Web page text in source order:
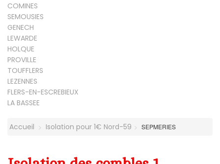
COMINES
SEMOUSIES
GENECH
LEWARDE
HOLQUE
PROVILLE
TOUFFLERS
LEZENNES
FLERS-EN-ESCREBIEUX
LA BASSEE
Accueil Isolation pour 1€ Nord-59 SEPMERIES